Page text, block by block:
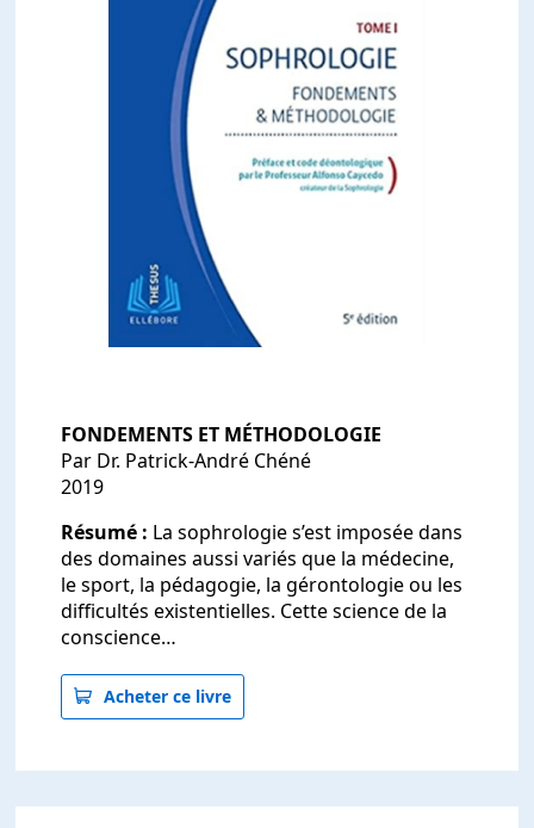
FONDEMENTS ET MÉTHODOLOGIE
Par Dr. Patrick-André Chéné
2019
Résumé : La sophrologie s’est imposée dans
des domaines aussi variés que la médecine,
le sport, la pédagogie, la gérontologie ou les
difficultés existentielles. Cette science de la
conscience…
Acheter ce livre